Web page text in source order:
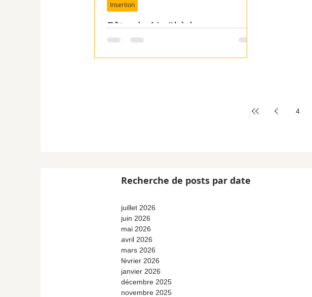
Fête de Noël à la
ressourcerie
Insertion
4
Recherche de posts par date
juillet 2026
juin 2026
mai 2026
avril 2026
mars 2026
février 2026
janvier 2026
décembre 2025
novembre 2025